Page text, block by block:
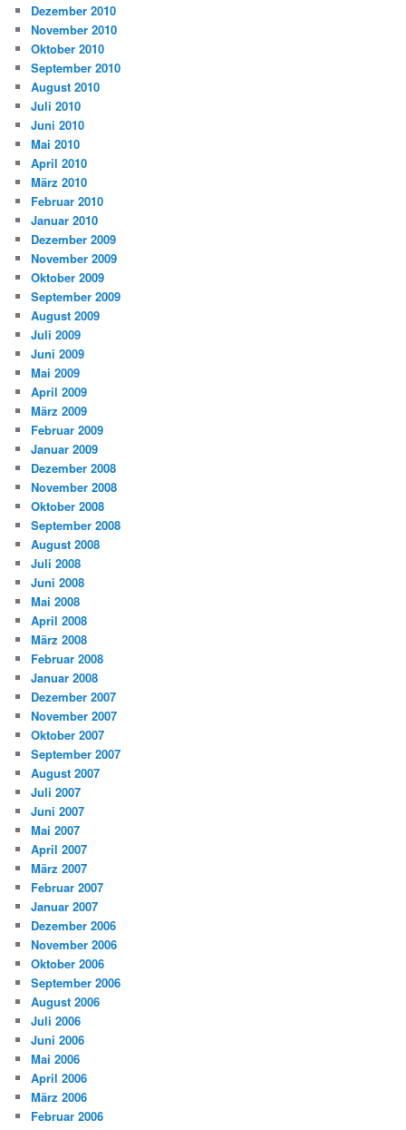
Dezember 2010
November 2010
Oktober 2010
September 2010
August 2010
Juli 2010
Juni 2010
Mai 2010
April 2010
März 2010
Februar 2010
Januar 2010
Dezember 2009
November 2009
Oktober 2009
September 2009
August 2009
Juli 2009
Juni 2009
Mai 2009
April 2009
März 2009
Februar 2009
Januar 2009
Dezember 2008
November 2008
Oktober 2008
September 2008
August 2008
Juli 2008
Juni 2008
Mai 2008
April 2008
März 2008
Februar 2008
Januar 2008
Dezember 2007
November 2007
Oktober 2007
September 2007
August 2007
Juli 2007
Juni 2007
Mai 2007
April 2007
März 2007
Februar 2007
Januar 2007
Dezember 2006
November 2006
Oktober 2006
September 2006
August 2006
Juli 2006
Juni 2006
Mai 2006
April 2006
März 2006
Februar 2006